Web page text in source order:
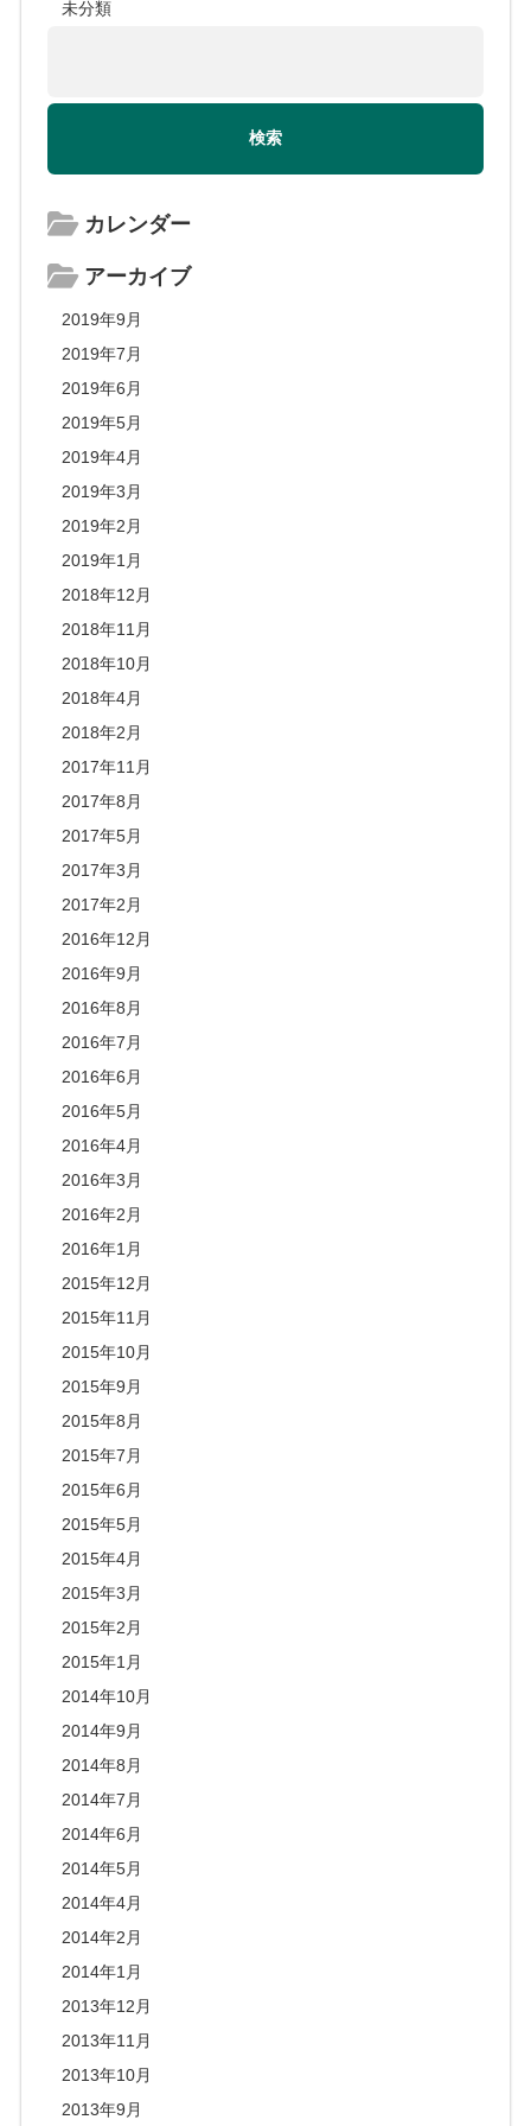
未分類
カレンダー
アーカイブ
2019年9月
2019年7月
2019年6月
2019年5月
2019年4月
2019年3月
2019年2月
2019年1月
2018年12月
2018年11月
2018年10月
2018年4月
2018年2月
2017年11月
2017年8月
2017年5月
2017年3月
2017年2月
2016年12月
2016年9月
2016年8月
2016年7月
2016年6月
2016年5月
2016年4月
2016年3月
2016年2月
2016年1月
2015年12月
2015年11月
2015年10月
2015年9月
2015年8月
2015年7月
2015年6月
2015年5月
2015年4月
2015年3月
2015年2月
2015年1月
2014年10月
2014年9月
2014年8月
2014年7月
2014年6月
2014年5月
2014年4月
2014年2月
2014年1月
2013年12月
2013年11月
2013年10月
2013年9月